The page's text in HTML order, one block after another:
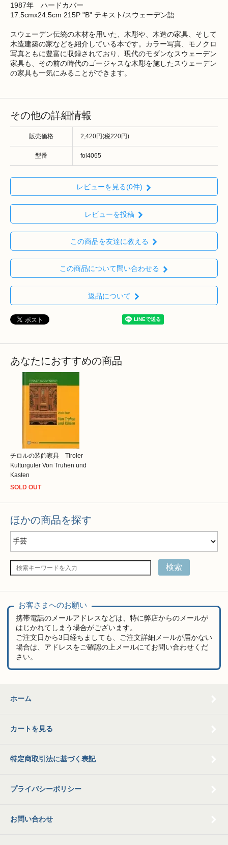
1987年 ハードカバー
17.5cmx24.5cm 215P "B" テキスト/スウェーデン語
スウェーデン伝統の木材を用いた、木彫や、木造の家具、そして
木造建築の家などを紹介している本です。カラー写真、モノクロ
写真ともに豊富に収録されており、現代のモダンなスウェーデン
家具も、その前の時代のゴージャスな木彫を施したスウェーデン
の家具も一気にみることができます。
その他の詳細情報
販売価格 2,420円(税220円)
型番 fol4065
レビューを見る(0件)
レビューを投稿
この商品を友達に教える
この商品について問い合わせる
返品について
あなたにおすすめの商品
チロルの装飾家具 Tiroler
Kulturguter Von Truhen und
Kasten
SOLD OUT
ほかの商品を探す
検索
お客さまへのお願い
携帯電話のメールアドレスなどは、特に弊店からのメールが
はじかれてしまう場合がございます。
ご注文日から3日経ちましても、ご注文詳細メールが届かない
場合は、アドレスをご確認の上メールにてお問い合わせくだ
さい。
ホーム
カートを見る
特定商取引法に基づく表記
プライバシーポリシー
お問い合わせ